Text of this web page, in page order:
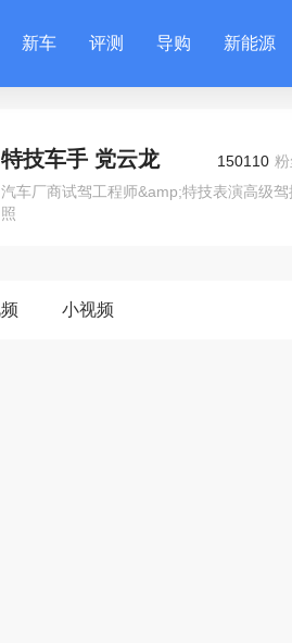
新车 评测 导购 新能源
特技车手 党云龙 150110
汽车厂商试驾工程师&amp;特技表演高级
照
小视频